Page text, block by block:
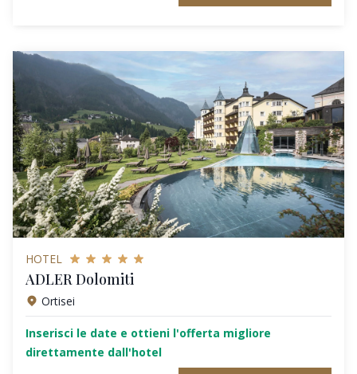
HOTEL
ADLER Dolomiti
Ortisei
Inserisci le date e ottieni l'offerta migliore
direttamente dall'hotel